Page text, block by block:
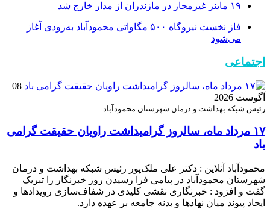
۱۹ ماینر غیرمجاز در مازندران از مدار خارج شد
فاز نخست نیروگاه ۵۰۰ مگاواتی محمودآباد به‌زودی آغاز
می‌شود
اجتماعی
08
آگوست 2026
رئیس شبکه بهداشت و درمان شهرستان محمودآباد
۱۷ مرداد ماه، سالروز گرامیداشت راویان حقیقت گرامی
باد
محمودآباد آنلاین : دکتر علی ملک‌پور رئیس شبکه بهداشت و درمان
شهرستان محمودآباد در پیامی فرا رسیدن روز خبرنگار را تبریک
گفت و افزود : خبرنگاری نقشی کلیدی در شفاف‌سازی رویدادها و
ایجاد پیوند میان نهادها و بدنه جامعه بر عهده دارد.